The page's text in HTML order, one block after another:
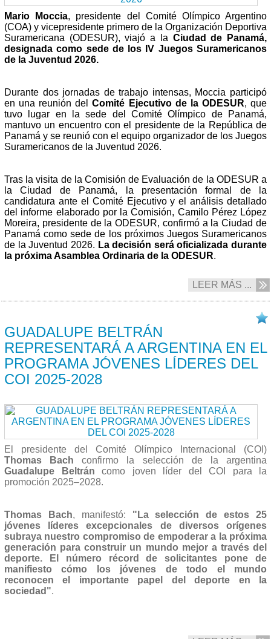
Mario Moccia, presidente del Comité Olímpico Argentino
(COA) y vicepresidente primero de la Organización Deportiva
Suramericana (ODESUR), viajó a la Ciudad de Panamá,
designada como sede de los IV Juegos Suramericanos
de la Juventud 2026.
Durante dos jornadas de trabajo intensas, Moccia participó
en una reunión delComité Ejecutivo de la ODESUR, que
tuvo lugar en la sede del Comité Olímpico de Panamá,
mantuvo un encuentro con el presidente de la República de
Panamá y se reunió con el equipo organizador de los Juegos
Suramericanos de la Juventud 2026.
Tras la visita de la Comisión de Evaluación de la ODESUR a
la Ciudad de Panamá, la presentación formal de la
candidatura ante el Comité Ejecutivo y el análisis detallado
del informe elaborado por la Comisión, Camilo Pérez López
Moreira, presidente de la ODESUR, confirmó a la Ciudad de
Panamá como sede de los próximos Juegos Suramericanos
de la Juventud 2026. La decisión será oficializada durante
la próxima Asamblea Ordinaria de la ODESUR.
LEER MÁS ...
GUADALUPE BELTRÁN
REPRESENTARÁ A ARGENTINA EN EL
PROGRAMA JÓVENES LÍDERES DEL
COI 2025-2028
El presidente del Comité Olímpico Internacional (COI)
Thomas Bach confirmo la selección de la argentina
Guadalupe Beltrán como joven líder del COI para la
promoción 2025–2028.
Thomas Bach, manifestó: "La selección de estos 25
jóvenes líderes excepcionales de diversos orígenes
subraya nuestro compromiso de empoderar a la próxima
generación para construir un mundo mejor a través del
deporte. El número récord de solicitantes pone de
manifiesto cómo los jóvenes de todo el mundo
reconocen el importante papel del deporte en la
sociedad".